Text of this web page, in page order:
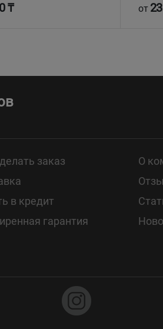
₸ от
заказ
в кредит
гарантия
О